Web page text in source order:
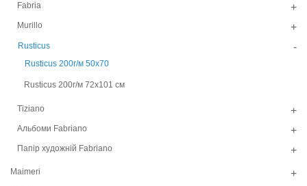
+
Fabria
+
Murillo
-
Rusticus
Rusticus 200г/м 50х70
Rusticus 200г/м 72х101 см
+
Tiziano
+
Альбоми Fabriano
+
Папір художній Fabriano
+
Maimeri